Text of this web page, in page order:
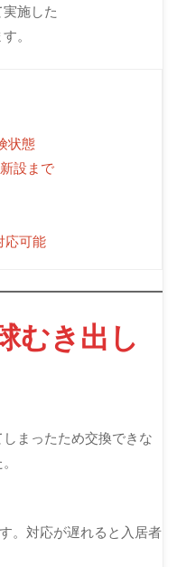
施した
。
状態
設まで
応可能
むき出し
しまったため交換できな
。対応が遅れると入居者